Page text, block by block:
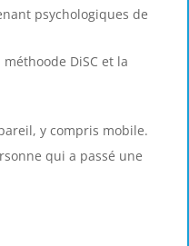
psychologiques de
DiSC et la
y compris mobile.
qui a passé une